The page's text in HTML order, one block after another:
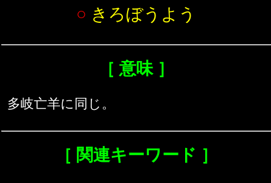
○ きろぼうよう
［ 意味 ］
多岐亡羊に同じ。
［ 関連キーワード ］